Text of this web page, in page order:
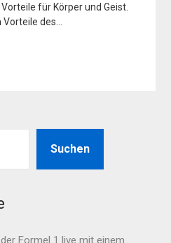
für Körper und Geist.
des…
Suchen
Formel 1 live mit einem